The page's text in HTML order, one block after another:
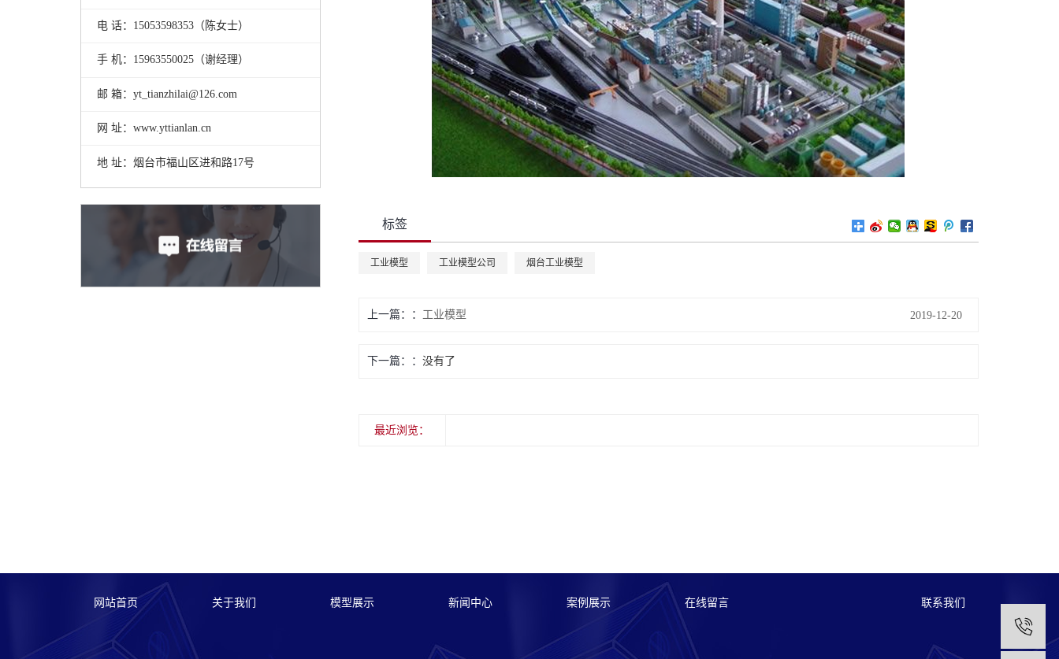
电 话：15053598353（陈女士）
手 机： 15963550025（谢经理）
邮 箱：yt_tianzhilai@126.com
网 址：www.yttianlan.cn
地 址： 烟台市福山区进和路17号
标签
工业模型 工业模型公司 烟台工业模型
上一篇： 工业模型 2019-12-20
下一篇： 没有了
最近浏览：
网站首页 关于我们 模型展示 新闻中心 案例展示 在线留言 联系我们